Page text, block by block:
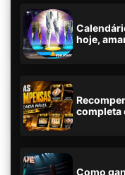
hoje,
completa
Como